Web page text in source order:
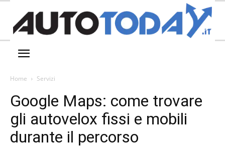
Home Servizi
Google Maps: come trovare
gli autovelox fissi e mobili
durante il percorso